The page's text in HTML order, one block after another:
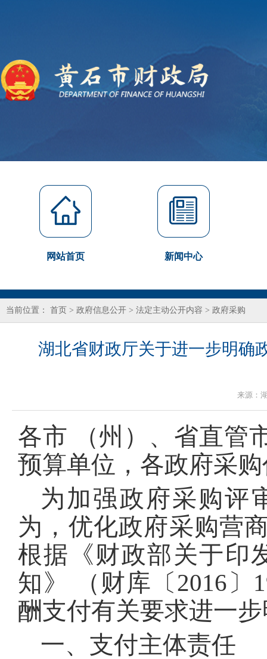
网站首页 新闻中心
当前位置： 首页 > 政府信息公开 > 法定主动公开内容 > 政府采购
湖北省财政厅关于进一步明确
来源：
各市 （州）、省直管
预算单位，各政府采
为加强政府采购评
为，优化政府采购营
根据《财政部关于印
知》 （财库〔2016〕
酬支付有关要求进一
一、支付主体责任